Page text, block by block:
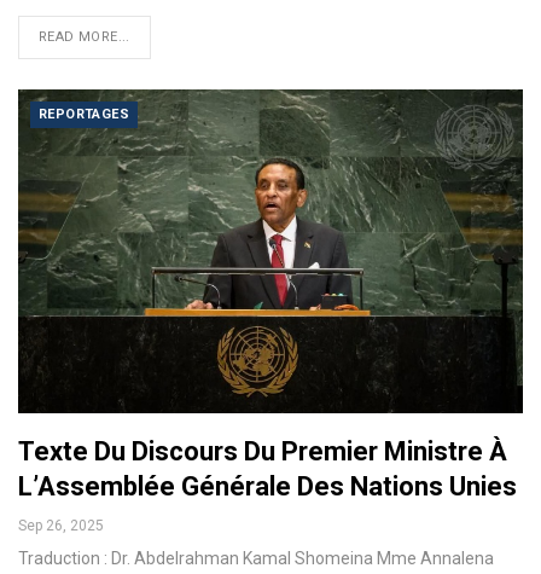
READ MORE...
REPORTAGES
Texte Du Discours Du Premier Ministre À
L’Assemblée Générale Des Nations Unies
Sep 26, 2025
Traduction : Dr. Abdelrahman Kamal Shomeina Mme Annalena